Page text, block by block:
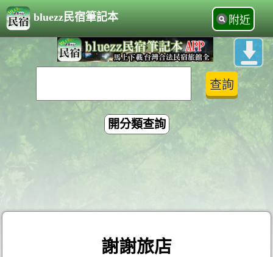
bluezz民宿筆記本 附近
開分類查詢
謝謝旅店